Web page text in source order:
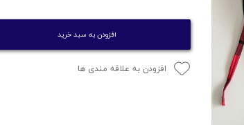
افزودن به سبد خرید
افزودن به علاقه مندی ها